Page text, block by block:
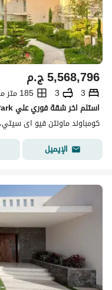
ج.م5,568,796
3
3
185 متر مربع
كومباوند ماونتن فيو اى سيتي، 6 اكتوبر، الجيزة
الإيميل